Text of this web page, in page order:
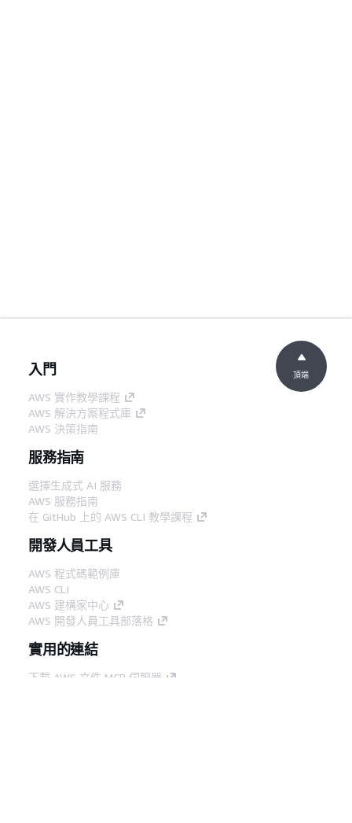
入門
AWS 實作教學課程
AWS 解決方案程式庫
AWS 決策指南
服務指南
選擇生成式 AI 服務
AWS 服務指南
在 GitHub 上的 AWS CLI 教學課程
開發人員工具
AWS 程式碼範例庫
AWS CLI
AWS 建構家中心
AWS 開發人員工具部落格
實用的連結
下載 AWS 文件 MCP 伺服器
頂端